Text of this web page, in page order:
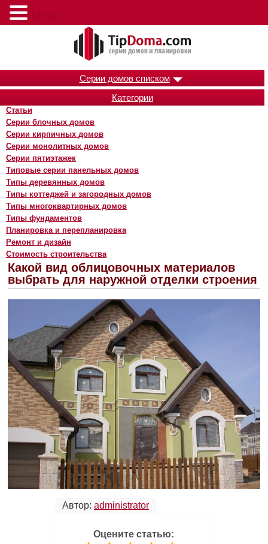
Серии домов списком
Категории
Статьи
Серии блочных домов
Серии кирпичных домов
Серии монолитных домов
Серии пятиэтажек
Типовые серии панельных домов
Типы деревянных домов
Типы коттеджей и загородных домов
Типы многоквартирных домов
Типы фундаментов
Планировка и перепланировка
Ремонт и дизайн
Стоимость строительства
Какой вид облицовочных материалов
выбрать для наружной отделки строения
Автор: administrator
Оцените статью: